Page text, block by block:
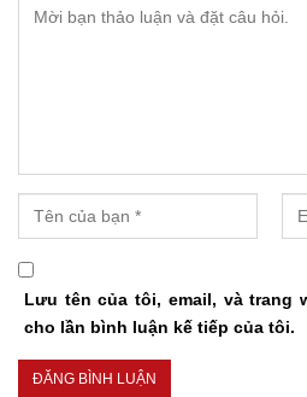
Lưu tên của tôi, email, và trang
cho lần bình luận kế tiếp của tôi.